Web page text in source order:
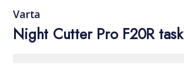
Varta
Night Cutter Pro F20R